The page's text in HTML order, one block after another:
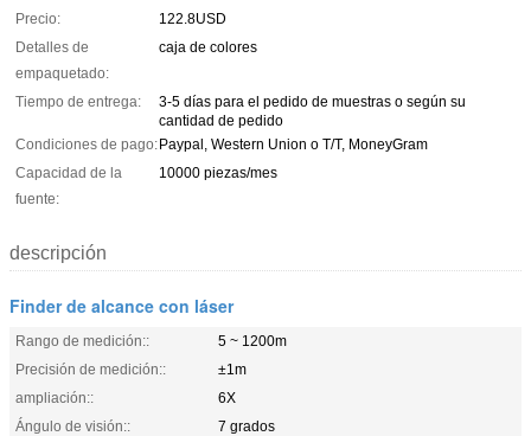
Precio:
122.8USD
Detalles de
empaquetado:
caja de colores
Tiempo de entrega:
3-5 días para el pedido de muestras o según su
cantidad de pedido
Condiciones de pago:Paypal, Western Union o T/T, MoneyGram
Capacidad de la
fuente:
10000 piezas/mes
descripción
Finder de alcance con láser
Rango de medición::
5 ~ 1200m
Precisión de medición::
±1m
ampliación::
6X
Ángulo de visión::
7 grados